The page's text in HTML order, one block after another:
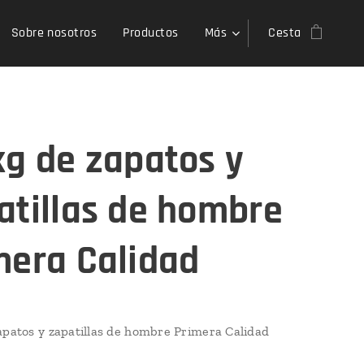
Sobre nosotros Productos Más Cesta
de zapatos y
de hombre
Calidad
y zapatillas de hombre Primera Calidad